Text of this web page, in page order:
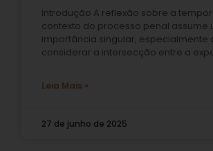
Introdução A reflexão sobre a
contexto do processo penal assume
importância singular, especialmente
considerar a intersecção entre a
Leia Mais »
27 de junho de 2025